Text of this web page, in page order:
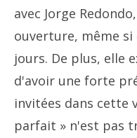
avec Jorge
ouverture, même
jours. De plus, elle
d'avoir une forte
invitées dans cette
parfait » n'est pas